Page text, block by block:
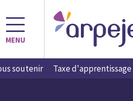
MENU
soutenir Taxe d'apprentissage